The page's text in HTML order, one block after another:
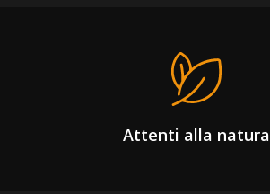
Attenti alla natura